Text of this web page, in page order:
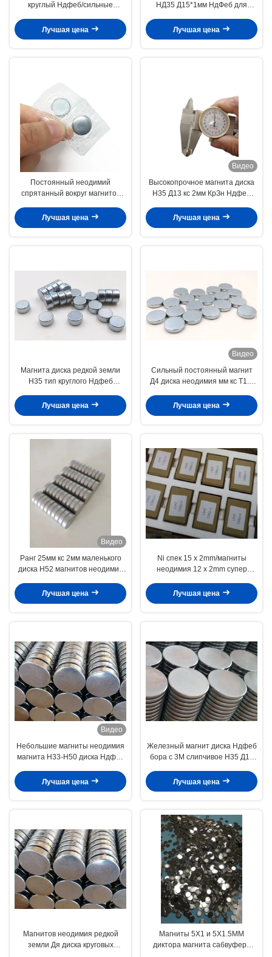
круглый Ндфеб/сильные
Лучшая цена
НД35 Д15*1мм НдФеб для
Лучшая цена
Постоянный неодимий
спрятанный вокруг магнитов
Лучшая цена
Видео
Высокопрочное магнита диска
Н35 Д13 кс 2мм КрЗн Ндфеб
трубке
Лучшая цена
Магнита диска редкой земли
Н35 тип круглого Ндфеб
терапии
Лучшая цена
Видео
Сильный постоянный магнит
Д4 диска неодимия мм кс Т1.5
Лучшая цена
Видео
Ранг 25мм кс 2мм маленького
диска Н52 магнитов неодимия
Лучшая цена
Ni спек 15 x 2mm/магниты
неодимия 12 x 2mm супер
драгоценностей
Лучшая цена
Видео
Небольшие магниты неодимия
магнита Н33-Н50 диска Ндфеб
драгоценностей
Лучшая цена
Железный магнит диска Ндфеб
бора с 3М слипчивое Н35 Д10
фото
Лучшая цена
Магнитов неодимия редкой
земли Дя диска круговых
Магниты 5X1 и 5X1.5MM
диктора магнита сабвуфера